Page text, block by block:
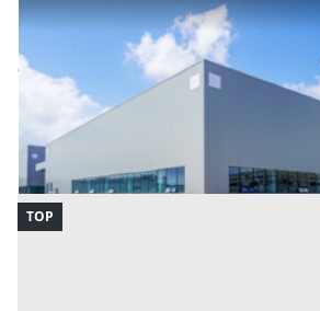
Fabbricati Costruiti per Esigenze
a Padova
Casale di Scodosia
Offerta minima
78.797 € 105.062 €
Codice asta:
Asta chiusa
TOP